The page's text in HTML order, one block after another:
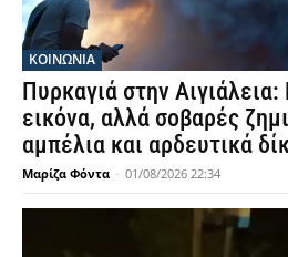
ΚΟΙΝΩΝΙΑ
Πυρκαγιά στην
εικόνα, αλλά σοβαρές
αμπέλια και αρδευτικά
Μαρίζα Φόντα - 01/08/2026 22:34